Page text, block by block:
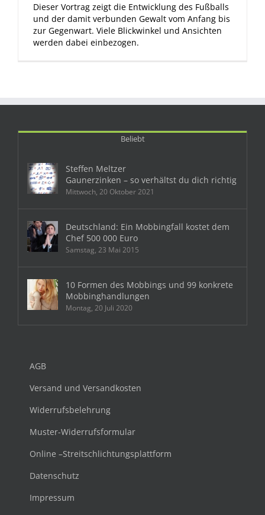
Dieser Vortrag zeigt die Entwicklung des Fußballs
und der damit verbunden Gewalt vom Anfang bis
zur Gegenwart. Viele Blickwinkel und Ansichten
werden dabei einbezogen.
Beliebt
Steffen Meltzer
Gaunerzinken – so verhältst du dich richtig
Mittwoch, 20 Oktober 2021
Deutschland: Ein Mobbingfall kostet dem
Chef 500 000 Euro
Samstag, 23 Mai 2015
10 Formen des Mobbings und 99 konkrete
Mobbinghandlungen
Montag, 20 Juli 2020
AGB
Versand und Versandkosten
Widerrufsbelehrung
Muster-Widerrufsformular
Online –Streitschlichtungsplattform
Datenschutz
Impressum